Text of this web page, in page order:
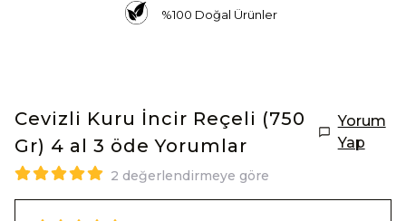
%100 Doğal Ürünler
Cevizli Kuru İncir Reçeli (750
Gr) 4 al 3 öde Yorumlar
Yorum
Yap
2 değerlendirmeye göre